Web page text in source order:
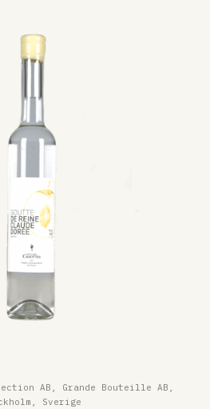
AB, Grande Bouteille AB,
Sverige